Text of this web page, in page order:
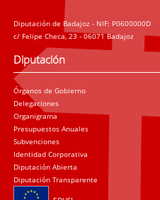
Diputación de Badajoz - NIF: P0600000D
c/ Felipe Checa, 23 - 06071 Badajoz
Diputación
Órganos de Gobierno
Delegaciones
Organigrama
Presupuestos Anuales
Subvenciones
Identidad Corporativa
Diputación Abierta
Diputación Transparente